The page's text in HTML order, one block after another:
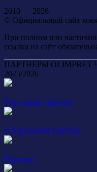
2010 — 2026
© Официальный сайт
При полном или
ссылка на сайт
ПАРТНЕРЫ
2025/2026
Титульный партнер
Генеральный партнер
Партнер